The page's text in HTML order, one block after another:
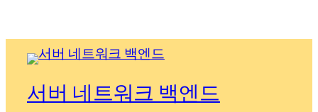
서버 네트워크 백엔드